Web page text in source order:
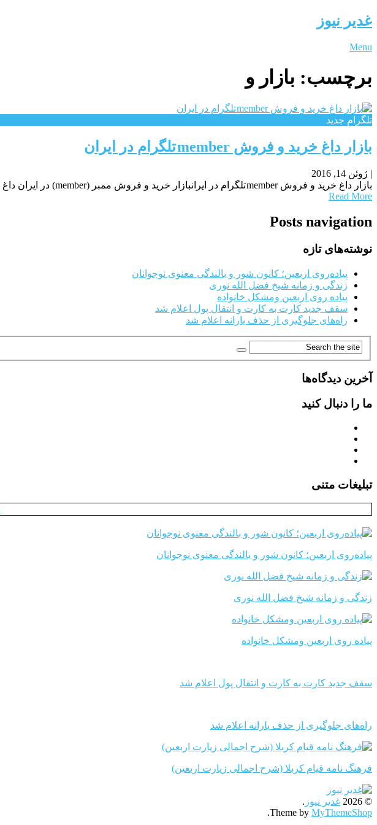
غدیر نیوز
Menu
برچسب: بازار و
تلگرام جدید
بازار داغ خرید و فروش member تلگرام در ایران
| ژوئن 14, 2016
بازار داغ خرید و فروش member تلگرام در ایرانبازار خرید و فروش ممبر (member) در ایران داغ شده است. کافی است یک کانال تلگرامی راه اندازی کنید تا پیشنهاد های متعددی
Read More
Posts navigation
نوشته‌های تازه
پیاده‌روی اربعین؛ کانون شور و بالندگی معنوی نوجوانان
زندگی و زمانه شیخ فضل الله نوری
پیاده روی اربعین ومشکل خانواده
سقف جدید کارت به کارت و انتقال پول اعلام شد
راه‌های جلوگیری از حذف یارانه اعلام شد
آخرین دیدگاه‌ها
ما را دنبال کنید
تبلیغات متنی
پیاده‌روی اربعین؛ کانون شور و بالندگی معنوی نوجوانان
زندگی و زمانه شیخ فضل الله نوری
پیاده روی اربعین ومشکل خانواده
سقف جدید کارت به کارت و انتقال پول اعلام شد
راه‌های جلوگیری از حذف یارانه اعلام شد
فرهنگ نامه قیام کربلا (شرح اجمالی زیارت اربعین)
© 2026 غدیر نیوز .
Theme by MyThemeShop
.